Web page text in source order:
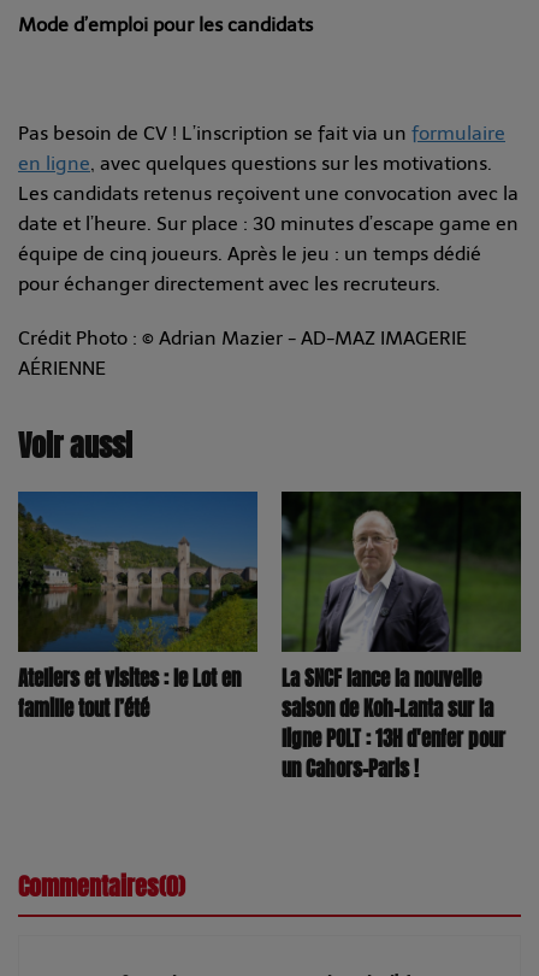
Mode d’emploi pour les candidats
Pas besoin de CV ! L’inscription se fait via un formulaire
en ligne, avec quelques questions sur les motivations.
Les candidats retenus reçoivent une convocation avec la
date et l’heure. Sur place : 30 minutes d’escape game en
équipe de cinq joueurs. Après le jeu : un temps dédié
pour échanger directement avec les recruteurs.
Crédit Photo : © Adrian Mazier - AD-MAZ IMAGERIE
AÉRIENNE
Voir aussi
Ateliers et visites : le Lot en
famille tout l’été
La SNCF lance la nouvelle
saison de Koh-Lanta sur la
ligne POLT : 13H d'enfer pour
un Cahors-Paris !
Commentaires(0)